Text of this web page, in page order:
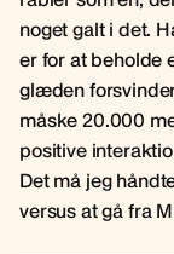
noget galt i det.
er for at beholde
glæden
måske 20.000
positive
Det må jeg
versus at gå fra